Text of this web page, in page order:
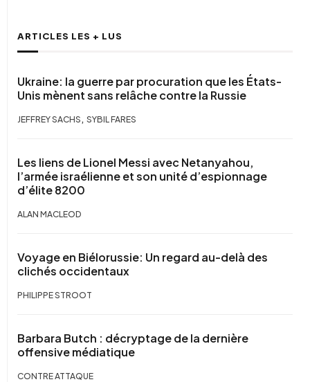
ARTICLES LES + LUS
Ukraine: la guerre par procuration que les États-
Unis mènent sans relâche contre la Russie
JEFFREY SACHS , SYBIL FARES
Les liens de Lionel Messi avec Netanyahou,
l’armée israélienne et son unité d’espionnage
d’élite 8200
ALAN MACLEOD
Voyage en Biélorussie: Un regard au-delà des
clichés occidentaux
PHILIPPE STROOT
Barbara Butch : décryptage de la dernière
offensive médiatique
CONTRE ATTAQUE